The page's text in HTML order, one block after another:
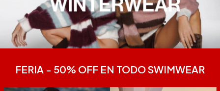
FERIA - 50% OFF EN TODO SWIMWEAR